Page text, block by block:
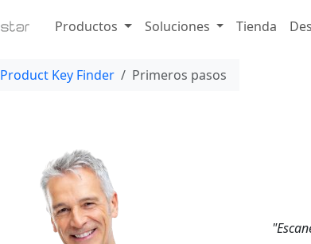
Productos Soluciones Tienda
Product Key Finder Primeros pasos